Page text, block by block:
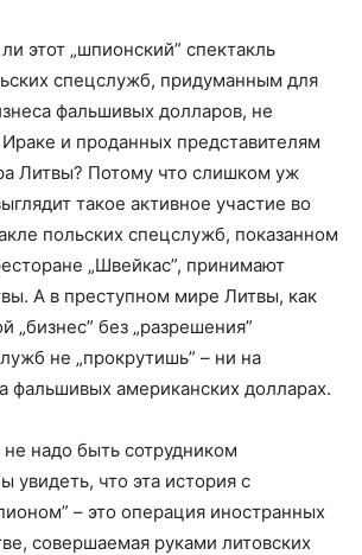
этот „шпионский” спектакль
спецслужб, придуманным для
фальшивых долларов, не
и проданных представителям
Литвы? Потому что слишком уж
такое активное участие во
польских спецслужб, показанном
„Швейкас”, принимают
А в преступном мире Литвы, как
„бизнес” без „разрешения”
не „прокрутишь” – ни на
фальшивых американских долларах.
надо быть сотрудником
увидеть, что эта история с
– это операция иностранных
совершаемая руками литовских